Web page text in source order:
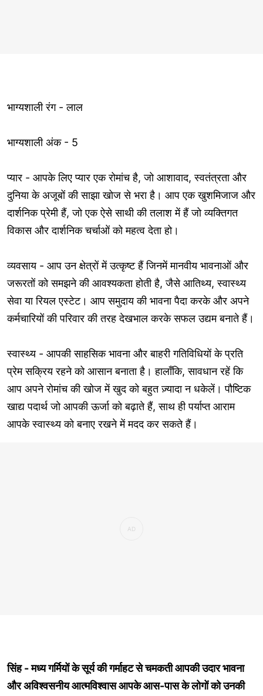
भाग्यशाली रंग - लाल
भाग्यशाली अंक - 5
प्यार - आपके लिए प्यार एक रोमांच है, जो आशावाद, स्वतंत्रता और
दुनिया के अजूबों की साझा खोज से भरा है। आप एक खुशमिजाज और
दार्शनिक प्रेमी हैं, जो एक ऐसे साथी की तलाश में हैं जो व्यक्तिगत
विकास और दार्शनिक चर्चाओं को महत्व देता हो।
व्यवसाय - आप उन क्षेत्रों में उत्कृष्ट हैं जिनमें मानवीय भावनाओं और
जरूरतों को समझने की आवश्यकता होती है, जैसे आतिथ्य, स्वास्थ्य
सेवा या रियल एस्टेट। आप समुदाय की भावना पैदा करके और अपने
कर्मचारियों की परिवार की तरह देखभाल करके सफल उद्यम बनाते हैं।
स्वास्थ्य - आपकी साहसिक भावना और बाहरी गतिविधियों के प्रति
प्रेम सक्रिय रहने को आसान बनाता है। हालाँकि, सावधान रहें कि
आप अपने रोमांच की खोज में खुद को बहुत ज़्यादा न धकेलें। पौष्टिक
खाद्य पदार्थ जो आपकी ऊर्जा को बढ़ाते हैं, साथ ही पर्याप्त आराम
आपके स्वास्थ्य को बनाए रखने में मदद कर सकते हैं।
सिंह - मध्य गर्मियों के सूर्य की गर्माहट से चमकती आपकी उदार भावना
और अविश्वसनीय आत्मविश्वास आपके आस-पास के लोगों को उनकी